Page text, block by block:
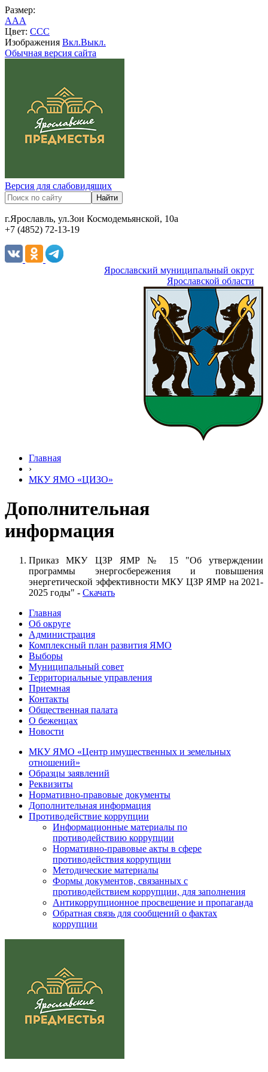
Размер:
AAA
Цвет: CCC
Изображения Вкл.Выкл.
Обычная версия сайта
Версия для слабовидящих
г.Ярославль, ул.Зои Космодемьянской, 10а
+7 (4852) 72-13-19
Ярославский муниципальный округ
Ярославской области
Главная
›
МКУ ЯМО «ЦИЗО»
Дополнительная
информация
Приказ МКУ ЦЗР ЯМР № 15 "Об утверждении
программы энергосбережения и повышения
энергетической эффективности МКУ ЦЗР ЯМР на 2021-
2025 годы" - Скачать
Главная
Об округе
Администрация
Комплексный план развития ЯМО
Выборы
Муниципальный совет
Территориальные управления
Приемная
Контакты
Общественная палата
О беженцах
Новости
МКУ ЯМО «Центр имущественных и земельных
отношений»
Образцы заявлений
Реквизиты
Нормативно-правовые документы
Дополнительная информация
Противодействие коррупции
Информационные материалы по
противодействию коррупции
Нормативно-правовые акты в сфере
противодействия коррупции
Методические материалы
Формы документов, связанных с
противодействием коррупции, для заполнения
Антикоррупционное просвещение и пропаганда
Обратная связь для сообщений о фактах
коррупции